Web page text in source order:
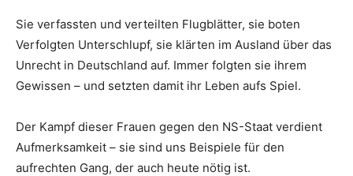
Sie verfassten und verteilten Flugblätter, sie boten
Verfolgten Unterschlupf, sie klärten im Ausland über das
Unrecht in Deutschland auf. Immer folgten sie ihrem
Gewissen – und setzten damit ihr Leben aufs Spiel.
Der Kampf dieser Frauen gegen den NS-Staat verdient
Aufmerksamkeit – sie sind uns Beispiele für den
aufrechten Gang, der auch heute nötig ist.